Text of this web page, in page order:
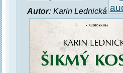
Autor: Karin Lednická